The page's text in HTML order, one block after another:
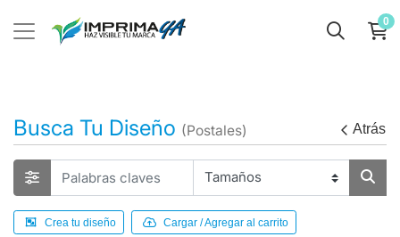
0
Busca Tu Diseño (Postales) Atrás
Crea tu diseño Cargar / Agregar al carrito